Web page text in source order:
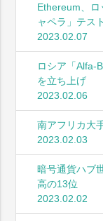
Ethereum、ロ
ャペラ」テス
2023.02.07
ロシア「Alfa-
を立ち上げ
2023.02.06
南アフリカ大
2023.02.03
暗号通貨ハブ
高の13位
2023.02.02